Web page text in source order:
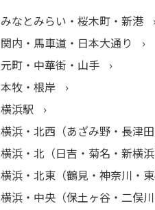
みなとみらい・桜木町・新港
関内・馬車道・日本大通り
元町・中華街・山手
本牧・根岸
横浜駅
横浜・北西（あざみ野・長津田
横浜・北（日吉・菊名・新横浜
横浜・北東（鶴見・神奈川・東
横浜・中央（保土ヶ谷・二俣